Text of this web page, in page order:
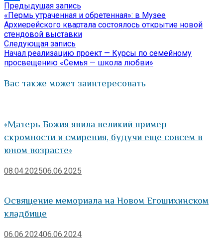
Отправить
Навигация
по
записям
Предыдущая запись
запись:
«Пермь утраченная и обретенная»: в Музее
Архиерейского квартала состоялось открытие новой
стендовой выставки
Следующая запись
запись:
Начал реализацию проект — Курсы по семейному
просвещению «Семья — школа любви»
Вас также может заинтересовать
«Матерь Божия явила великий пример
скромности и смирения, будучи еще совсем в
юном возрасте»
08.04.202506.06.2025
Освящение мемориала на Новом Егошихинском
кладбище
06.06.202406.06.2024